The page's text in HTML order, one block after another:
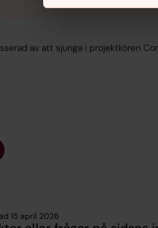
av att sjunga i projektkören
15 april 2026